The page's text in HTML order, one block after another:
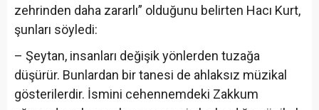
zehrinden daha zararlı” olduğunu belirten Hacı Kurt,
şunları söyledi:
– Şeytan, insanları değişik yönlerden tuzağa
düşürür. Bunlardan bir tanesi de ahlaksız müzikal
gösterilerdir. İsmini cehennemdeki Zakkum